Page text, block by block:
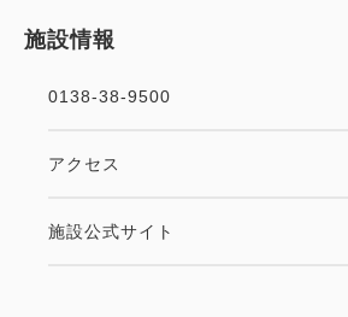
・ホテル内駐車場（車両制限有）
事前の予約は承っておりません
施設情報
0138-38-9500
アクセス
施設公式サイト